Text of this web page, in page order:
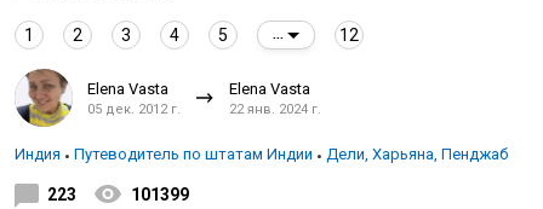
1 2 3 4 5 12
Elena Vasta
05 дек. 2012 г.
Elena Vasta
22 янв. 2024 г.
Индия Путеводитель по штатам Индии Дели, Харьяна, Пенджаб
223 101399